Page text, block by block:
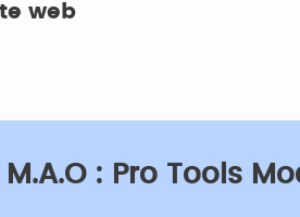
web
: Pro Tools